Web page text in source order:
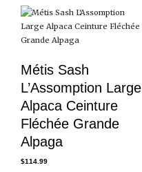
Métis Sash
L’Assomption Large
Alpaca Ceinture
Fléchée Grande
Alpaga
$114.99